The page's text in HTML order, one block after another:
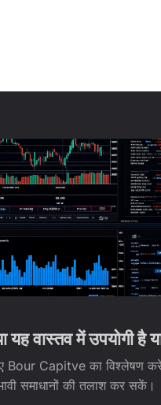
वास्तव में उपयोगी है
Bour Capitve का विश्लेषण
समाधानों की तलाश कर सकें।